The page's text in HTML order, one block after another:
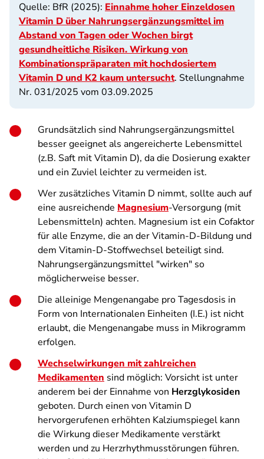
Quelle: BfR (2025): Einnahme hoher Einzeldosen
Vitamin D über Nahrungsergänzungsmittel im
Abstand von Tagen oder Wochen birgt
gesundheitliche Risiken. Wirkung von
Kombinationspräparaten mit hochdosiertem
Vitamin D und K2 kaum untersucht. Stellungnahme
Nr. 031/2025 vom 03.09.2025
Grundsätzlich sind Nahrungsergänzungsmittel
besser geeignet als angereicherte Lebensmittel
(z.B. Saft mit Vitamin D), da die Dosierung exakter
und ein Zuviel leichter zu vermeiden ist.
Wer zusätzliches Vitamin D nimmt, sollte auch auf
eine ausreichende Magnesium-Versorgung (mit
Lebensmitteln) achten. Magnesium ist ein Cofaktor
für alle Enzyme, die an der Vitamin-D-Bildung und
dem Vitamin-D-Stoffwechsel beteiligt sind.
Nahrungsergänzungsmittel "wirken" so
möglicherweise besser.
Die alleinige Mengenangabe pro Tagesdosis in
Form von Internationalen Einheiten (I.E.) ist nicht
erlaubt, die Mengenangabe muss in Mikrogramm
erfolgen.
Wechselwirkungen mit zahlreichen
Medikamenten sind möglich: Vorsicht ist unter
anderem bei der Einnahme von Herzglykosiden
geboten. Durch einen von Vitamin D
hervorgerufenen erhöhten Kalziumspiegel kann
die Wirkung dieser Medikamente verstärkt
werden und zu Herzrhythmusstörungen führen.